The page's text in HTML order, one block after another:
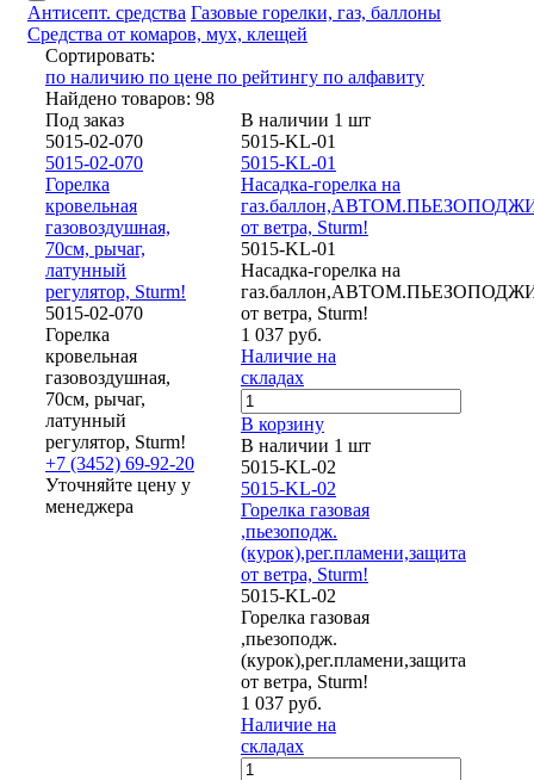
Антисепт. средства Газовые горелки, газ, баллоны
Средства от комаров, мух, клещей
Сортировать:
по наличию по цене по рейтингу по алфавиту
Найдено товаров: 98
Под заказ
5015-02-070
5015-02-070
Горелка
кровельная
газовоздушная,
70см, рычаг,
латунный
регулятор, Sturm!
5015-02-070
Горелка
кровельная
газовоздушная,
70см, рычаг,
латунный
регулятор, Sturm!
+7 (3452) 69-92-20
Уточняйте цену у
менеджера
В наличии 1 шт
5015-KL-01
5015-KL-01
Насадка-горелка на
от ветра, Sturm!
5015-KL-01
Насадка-горелка на
от ветра, Sturm!
1 037 руб.
Наличие на
складах
В корзину
В наличии 1 шт
5015-KL-02
5015-KL-02
Горелка газовая
,пьезоподж.
(курок),рег.пламени,защита
от ветра, Sturm!
5015-KL-02
Горелка газовая
,пьезоподж.
(курок),рег.пламени,защита
от ветра, Sturm!
1 037 руб.
Наличие на
складах